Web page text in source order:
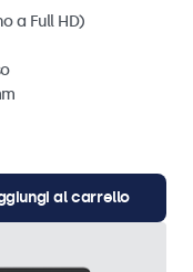
a Full HD)
al carrello